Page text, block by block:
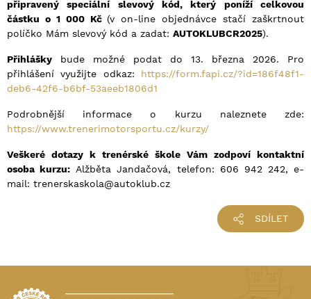
připravený speciální slevový kód, který poníží celkovou
částku o 1 000 Kč(v on-line objednávce stačí zaškrtnout
políčko Mám slevový kód a zadat: AUTOKLUBCR2025).
Přihlášky bude možné podat do 13. března 2026. Pro
přihlášení využijte odkaz: https://form.fapi.cz/?id=186f48f1-
deb6-42f6-b6bf-53aeeb1806d1
Podrobnější informace o kurzu naleznete zde:
https://www.trenerimotorsportu.cz/kurzy/
Veškeré dotazy k trenérské škole Vám zodpoví kontaktní
osoba kurzu: Alžběta Jandačová, telefon: 606 942 242, e-
mail: trenerskaskola@autoklub.cz
SDÍLET